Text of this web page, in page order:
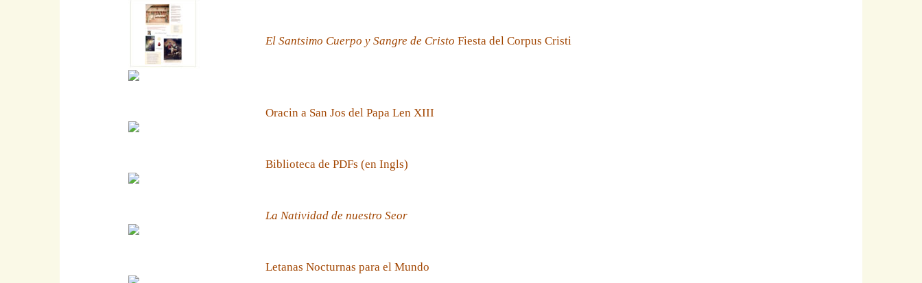
El Santsimo Cuerpo y Sangre de Cristo Fiesta del Corpus Cristi
Oracin a San Jos del Papa Len XIII
Biblioteca de PDFs (en Ingls)
La Natividad de nuestro Seor
Letanas Nocturnas para el Mundo